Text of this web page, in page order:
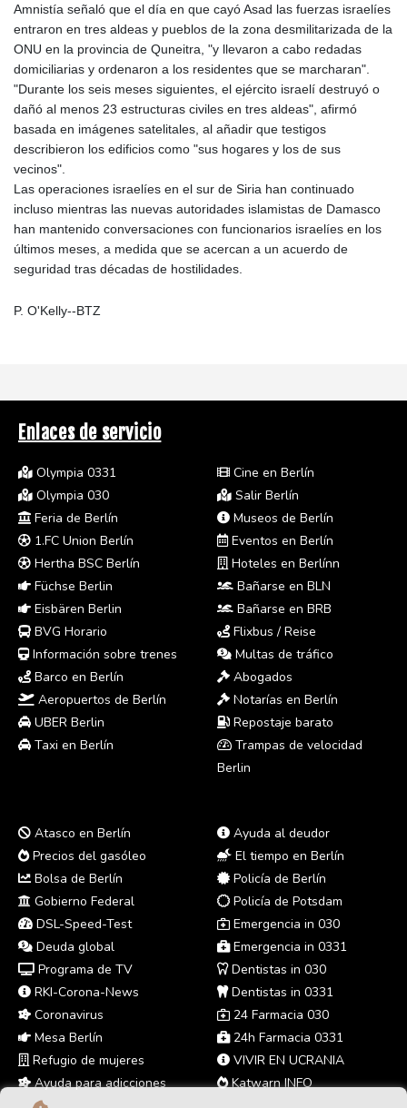
Amnistía señaló que el día en que cayó Asad las fuerzas israelíes
entraron en tres aldeas y pueblos de la zona desmilitarizada de la
ONU en la provincia de Quneitra, "y llevaron a cabo redadas
domiciliarias y ordenaron a los residentes que se marcharan".
"Durante los seis meses siguientes, el ejército israelí destruyó o
dañó al menos 23 estructuras civiles en tres aldeas", afirmó
basada en imágenes satelitales, al añadir que testigos
describieron los edificios como "sus hogares y los de sus
vecinos".
Las operaciones israelíes en el sur de Siria han continuado
incluso mientras las nuevas autoridades islamistas de Damasco
han mantenido conversaciones con funcionarios israelíes en los
últimos meses, a medida que se acercan a un acuerdo de
seguridad tras décadas de hostilidades.
P. O'Kelly--BTZ
Enlaces de servicio
Olympia 0331
Olympia 030
Feria de Berlín
1.FC Union Berlín
Hertha BSC Berlín
Füchse Berlin
Eisbären Berlin
BVG Horario
Información sobre trenes
Barco en Berlín
Aeropuertos de Berlín
UBER Berlin
Taxi en Berlín
Cine en Berlín
Salir Berlín
Museos de Berlín
Eventos en Berlín
Hoteles en Berlínn
Bañarse en BLN
Bañarse en BRB
Flixbus / Reise
Multas de tráfico
Abogados
Notarías en Berlín
Repostaje barato
Trampas de velocidad
Berlin
Atasco en Berlín
Precios del gasóleo
Bolsa de Berlín
Gobierno Federal
DSL-Speed-Test
Deuda global
Programa de TV
RKI-Corona-News
Coronavirus
Mesa Berlín
Refugio de mujeres
Ayuda para adicciones
Ayuda al deudor
El tiempo en Berlín
Policía de Berlín
Policía de Potsdam
Emergencia in 030
Emergencia in 0331
Dentistas in 030
Dentistas in 0331
24 Farmacia 030
24h Farmacia 0331
VIVIR EN UCRANIA
Katwarn INFO